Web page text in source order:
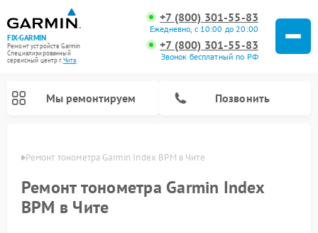
FIX-GARMIN
Ремонт устройств Garmin
Специализированный
cервисный центр г.Чита
+7 (800) 301-55-83
Ежедневно, с 10:00 до 20:00
+7 (800) 301-55-83
Звонок бесплатный по РФ
Мы ремонтируем Позвонить
Ремонт тонометра Garmin Index BPM в Чите
Ремонт тонометра Garmin Index
BPM в Чите